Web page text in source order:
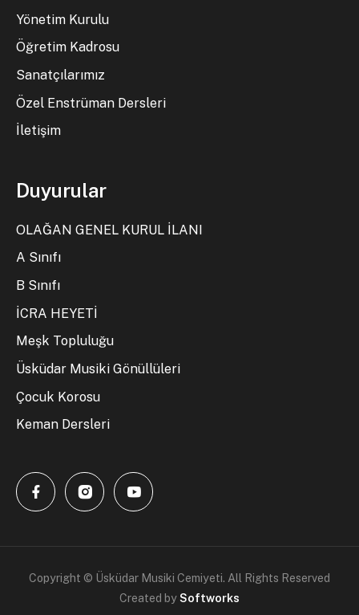
Yönetim Kurulu
Öğretim Kadrosu
Sanatçılarımız
Özel Enstrüman Dersleri
İletişim
Duyurular
OLAĞAN GENEL KURUL İLANI
A Sınıfı
B Sınıfı
İCRA HEYETİ
Meşk Topluluğu
Üsküdar Musiki Gönüllüleri
Çocuk Korosu
Keman Dersleri
Copyright © Üsküdar Musiki Cemiyeti. All Rights Reserved
Created bySoftworks